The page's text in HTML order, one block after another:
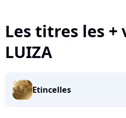
Les titres les +
LUIZA
Etincelles